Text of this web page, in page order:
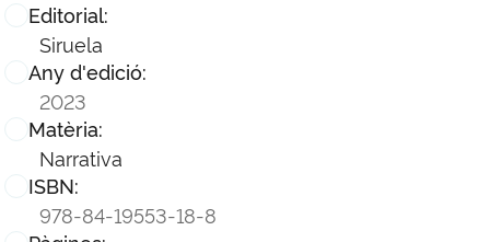
Editorial:
Siruela
Any d'edició:
2023
Matèria:
Narrativa
ISBN:
978-84-19553-18-8